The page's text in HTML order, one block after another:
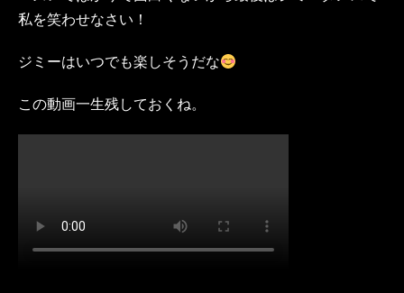
私を笑わせなさい！
ジミーはいつでも楽しそうだな
この動画一生残しておくね。